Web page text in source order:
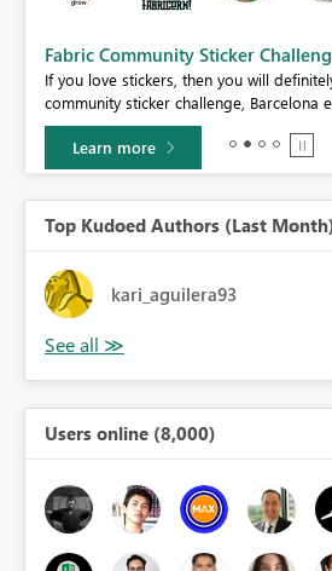
Fabric Community Sticker
If you love stickers, then you will
community sticker challenge, Barcelona
Learn more
Top Kudoed Authors (Last
kari_aguilera93
Users online (8,000)